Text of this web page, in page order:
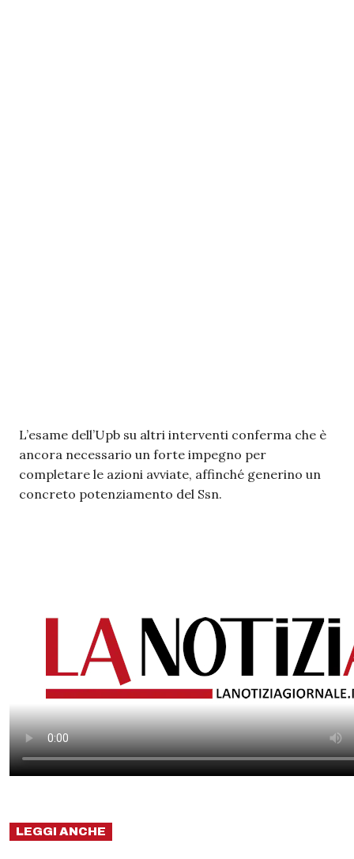
L’esame dell’Upb su altri interventi conferma che è
ancora necessario un forte impegno per
completare le azioni avviate, affinché generino un
concreto potenziamento del Ssn.
LEGGI ANCHE